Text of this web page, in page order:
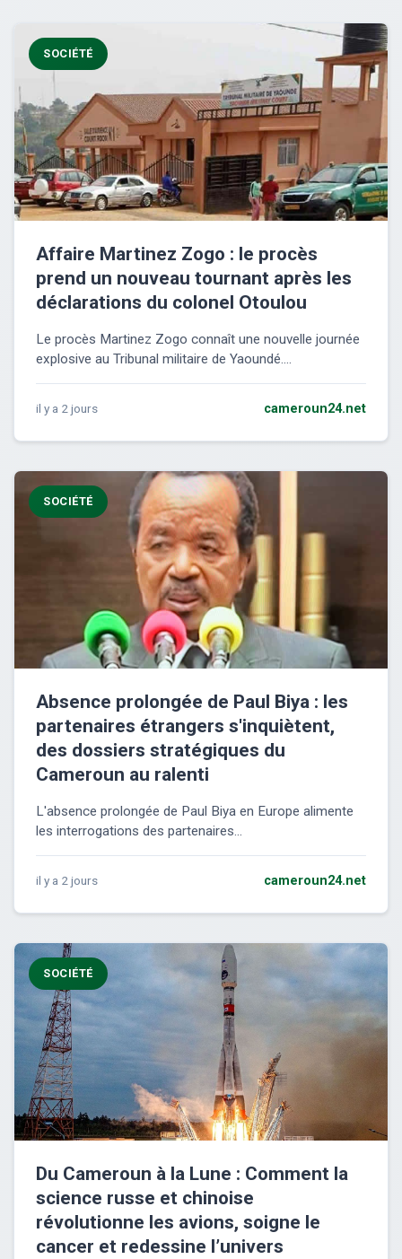
SOCIÉTÉ
Affaire Martinez Zogo : le procès
prend un nouveau tournant après les
déclarations du colonel Otoulou
Le procès Martinez Zogo connaît une nouvelle journée
explosive au Tribunal militaire de Yaoundé....
il y a 2 jours cameroun24.net
SOCIÉTÉ
Absence prolongée de Paul Biya : les
partenaires étrangers s'inquiètent,
des dossiers stratégiques du
Cameroun au ralenti
L'absence prolongée de Paul Biya en Europe alimente
les interrogations des partenaires...
il y a 2 jours cameroun24.net
SOCIÉTÉ
Du Cameroun à la Lune : Comment la
science russe et chinoise
révolutionne les avions, soigne le
cancer et redessine l’univers